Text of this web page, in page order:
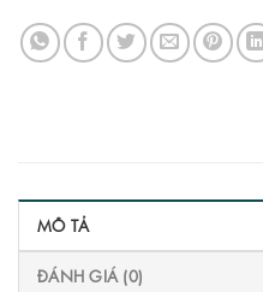
MÔ TẢ
ĐÁNH GIÁ (0)